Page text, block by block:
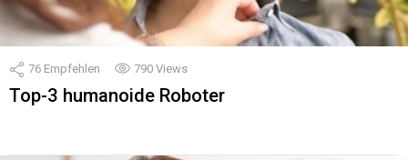
76 Empfehlen 790 Views
Top-3 humanoide Roboter